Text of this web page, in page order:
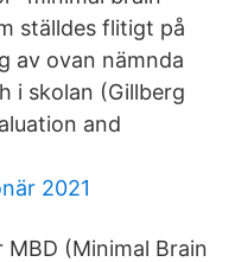
ställdes flitigt på
av ovan nämnda
i skolan (Gillberg
and
2021
MBD (Minimal Brain